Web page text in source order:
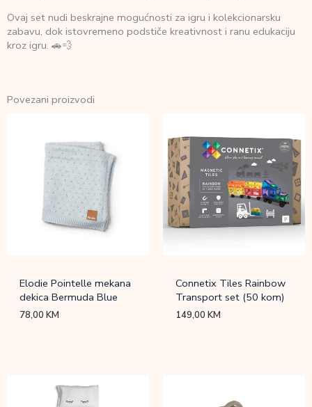
Ovaj set nudi beskrajne mogućnosti za igru i kolekcionarsku
zabavu, dok istovremeno podstiče kreativnost i ranu edukaciju
kroz igru. 🚗💨
Povezani proizvodi
Elodie Pointelle mekana
dekica Bermuda Blue
78,00KM
Connetix Tiles Rainbow
Transport set (50 kom)
149,00KM